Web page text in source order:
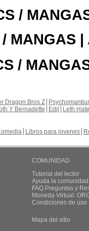
/
MANGAS |
/
Dragon Bros Z
Y Bernadette Edil
Leth Hate
Libros para jovenes
COMUNIDAD
Tutorial del lector
Ayuda la
FAQ.Preguntas y
Moneda Virtual:
Condiciones de uso
Mapa del sitio